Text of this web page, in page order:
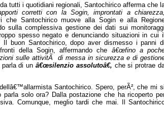
tutti i quotidiani regionali, Santochirico afferma che
corretti con la Sogin, improntati a chiarezza,
che Santochirico muove alla Sogin e alla
sulla complessiva gestione dei dati sui monitoraggi
spesso negato e denunciando situazioni in cui il
buon Santochirico, dopo aver dismesso i panni di
della Sogin, affermando che â€œfino a
sulle attivitÃ di messa in sicurezza e di
parla di unâ€œsilenzio assolutoâ€, che si protrae
Santochirico. Spero, perÃ², che mi si
solo ora? Dalla postazione che ha ricoperto
Comunque, meglio tardi che mai. Il